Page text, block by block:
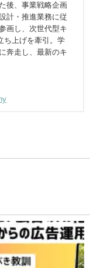
後、事業戦略企画
計・推進業務に従
画し、次世代型キ
ち上げを牽引。学
奔走し、最新のキ